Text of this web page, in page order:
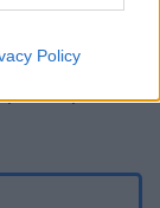
Policy
και